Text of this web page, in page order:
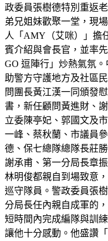
政委員張樹德特別重返
弟兄姐妹歡聚一堂，現
人「AMY（艾咪）」擔
賓介紹與會長官，並率
GO 逗陣行」炒熱氣氛
助警方守護地方及社區
問團長黃江漢一同頒發
書，新任顧問黃進財、
立委陳亭妃、郭國文及
一峰、蔡秋蘭、市議員
德、保七總隊總隊長莊
謝承甫、第一分局長章
林明俊都親自到場致意
巡守隊員。警政委員張
分局長任內親自成軍的
短時間內完成編隊與訓
讓他十分感動。他盛讚